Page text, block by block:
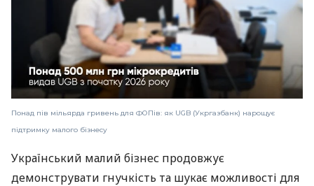
Понад пів мільярда гривень для ФОПів: як UGB (Укргазбанк) нарощує
підтримку малого бізнесу
Український малий бізнес продовжує
демонструвати гнучкість та шукає можливості для